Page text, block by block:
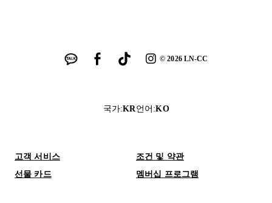
©2026LN-CC
국가:KR 언어 :KO
고객 서비스
조건 및 약관
선물 카드
멤버십 프로그램